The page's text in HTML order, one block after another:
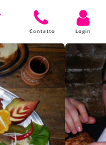
Contatto Login